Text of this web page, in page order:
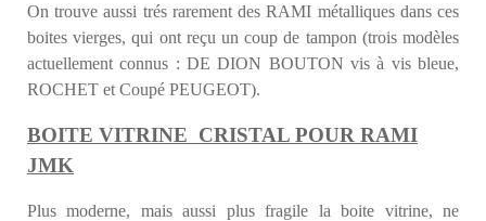
On trouve aussi trés rarement des RAMI métalliques dans ces
boites vierges, qui ont reçu un coup de tampon (trois modèles
actuellement connus : DE DION BOUTON vis à vis bleue,
ROCHET et Coupé PEUGEOT).
BOITE VITRINE CRISTAL POUR RAMI
JMK
Plus moderne, mais aussi plus fragile la boite vitrine, ne